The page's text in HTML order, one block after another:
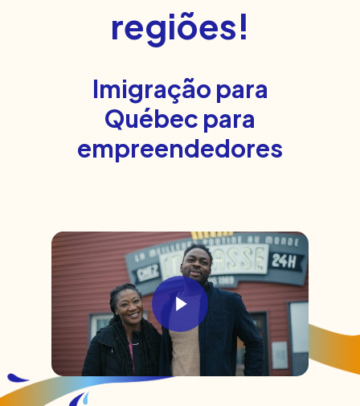
regiões!
Imigração para
Québec para
empreendedores
Play Video